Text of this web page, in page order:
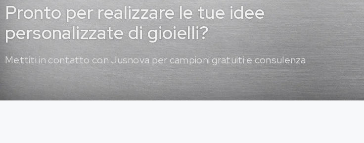
Pronto per realizzare le tue idee
personalizzate di gioielli?
Mettiti in contatto con Jusnova per campioni gratuiti e consulenza